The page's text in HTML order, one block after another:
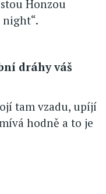
Honzou
dráhy váš
tam vzadu, upíjí
hodně a to je